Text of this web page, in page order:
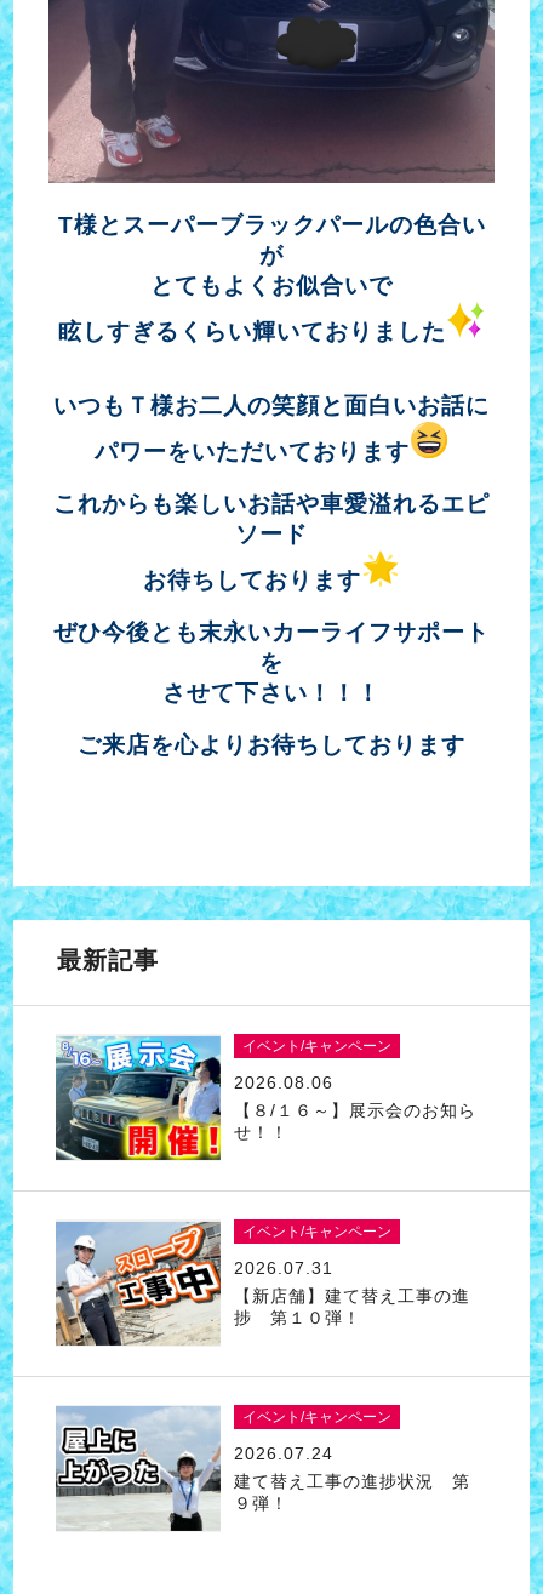
T様とスーパーブラックパールの色合い
が
とてもよくお似合いで
眩しすぎるくらい輝いておりました
いつもＴ様お二人の笑顔と面白いお話に
パワーをいただいております
これからも楽しいお話や車愛溢れるエピ
ソード
お待ちしております
ぜひ今後とも末永いカーライフサポート
を
させて下さい！！！
ご来店を心よりお待ちしております
最新記事
イベント/キャンペーン
2026.08.06
【８/１６～】展示会のお知ら
せ！！
イベント/キャンペーン
2026.07.31
【新店舗】建て替え工事の進
捗 第１０弾！
イベント/キャンペーン
2026.07.24
建て替え工事の進捗状況 第
９弾！